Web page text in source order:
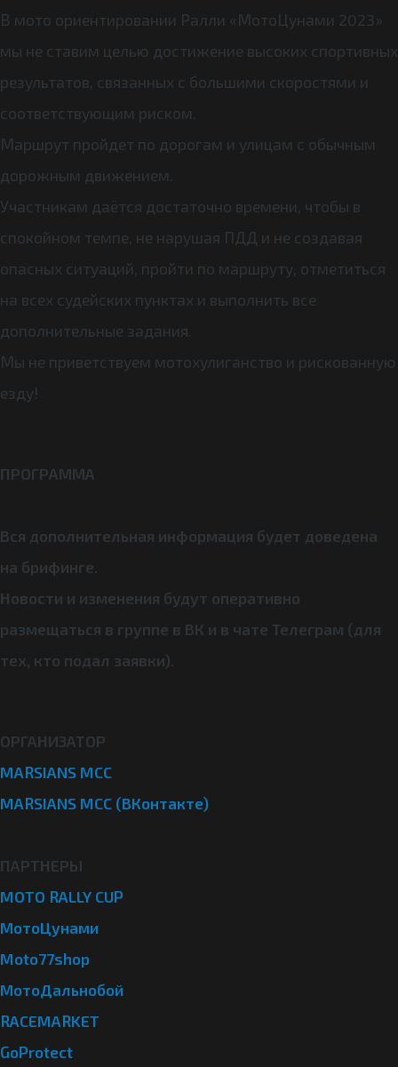
В мото ориентировании Ралли «МотоЦунами 2023»
мы не ставим целью достижение высоких спортивных
результатов, связанных с большими скоростями и
соответствующим риском.
Маршрут пройдет по дорогам и улицам с обычным
дорожным движением.
Участникам даётся достаточно времени, чтобы в
спокойном темпе, не нарушая ПДД и не создавая
опасных ситуаций, пройти по маршруту, отметиться
на всех судейских пунктах и выполнить все
дополнительные задания.
Мы не приветствуем мотохулиганство и рискованную
езду!
ПРОГРАММА
Вся дополнительная информация будет доведена
на брифинге.
Новости и изменения будут оперативно
размещаться в группе в ВК и в чате Телеграм (для
тех, кто подал заявки).
ОРГАНИЗАТОР
MARSIANS MCC
MARSIANS MCC (ВКонтакте)
ПАРТНЕРЫ
MOTO RALLY CUP
МотоЦунами
Moto77shop
МотоДальнобой
RACEMARKET
GoProtect